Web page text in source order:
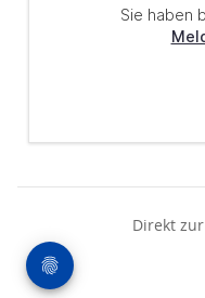
Direkt zur